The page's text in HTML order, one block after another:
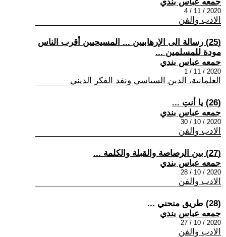
2020 / 11 / 4
الادب والفن
(25) رسالة الى الإرهابيين ... المسيحيين أقرب الناس
مودة للمسلمين ...
جمعه عباس بندي
2020 / 11 / 1
العلمانية، الدين السياسي ونقد الفكر الديني
(26) يا أنتِ ...
جمعه عباس بندي
2020 / 10 / 30
الادب والفن
(27) بين الرصاصة والقبلة والكلمة ...
جمعه عباس بندي
2020 / 10 / 28
الادب والفن
(28) طريق منحني ...
جمعه عباس بندي
2020 / 10 / 27
الادب والفن